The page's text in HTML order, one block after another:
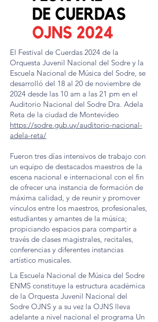
El Festival de Cuerdas 2024 de la
Orquesta Juvenil Nacional del Sodre y la
Escuela Nacional de Música del Sodre, se
desarrolló del 18 al 20 de noviembre de
2024 desde las 10 am a las 21 pm en el
Auditorio Nacional del Sodre Dra. Adela
Reta de la ciudad de Montevideo
https://sodre.gub.uy/auditorio-nacional-
adela-reta/
Fueron tres días intensivos de trabajo con
un equipo de destacados maestros de la
escena nacional e internacional con el fin
de ofrecer una instancia de formación de
máxima calidad, y de reunir y promover
vínculos entre los maestros, profesionales,
estudiantes y amantes de la música;
propiciando espacios para compartir a
través de clases magistrales, recitales,
conferencias y diferentes instancias
artístico musicales.
La Escuela Nacional de Música del Sodre
ENMS constituye la estructura académica
de la Orquesta Juvenil Nacional del
Sodre OJNS y a su vez la OJNS lleva
adelante a nivel nacional el programa Un